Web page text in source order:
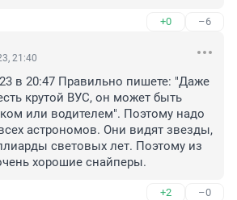
+0 –6
21:40
в 20:47 Правильно пишете: "Даже
крутой ВУС, он может быть
или водителем". Поэтому надо
астрономов. Они видят звезды,
световых лет. Поэтому из
хорошие снайперы.
+2 –0